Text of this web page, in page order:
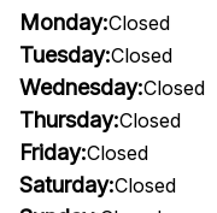
Monday:Closed
Tuesday:Closed
Wednesday:Closed
Thursday:Closed
Friday:Closed
Saturday:Closed